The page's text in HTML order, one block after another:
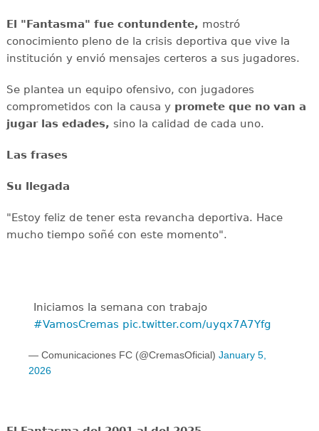
El "Fantasma" fue contundente, mostró
conocimiento pleno de la crisis deportiva que vive la
institución y envió mensajes certeros a sus jugadores.
Se plantea un equipo ofensivo, con jugadores
comprometidos con la causa y promete que no van a
jugar las edades, sino la calidad de cada uno.
Las frases
Su llegada
"Estoy feliz de tener esta revancha deportiva. Hace
mucho tiempo soñé con este momento".
Iniciamos la semana con trabajo
#VamosCremas pic.twitter.com/uyqx7A7Yfg
— Comunicaciones FC (@CremasOficial) January 5,
2026